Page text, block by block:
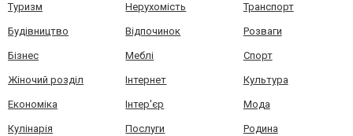
Туризм Нерухомість Транспорт
Будівництво Відпочинок Розваги
Бізнес Меблі Спорт
Жіночий розділ Інтернет Культура
Економіка Інтер'єр Мода
Кулінарія Послуги Родина